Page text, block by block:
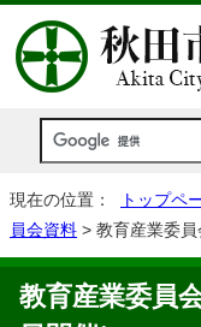
現在の位置： トップペ
員会資料 > 教育産業委員
教育産業委員